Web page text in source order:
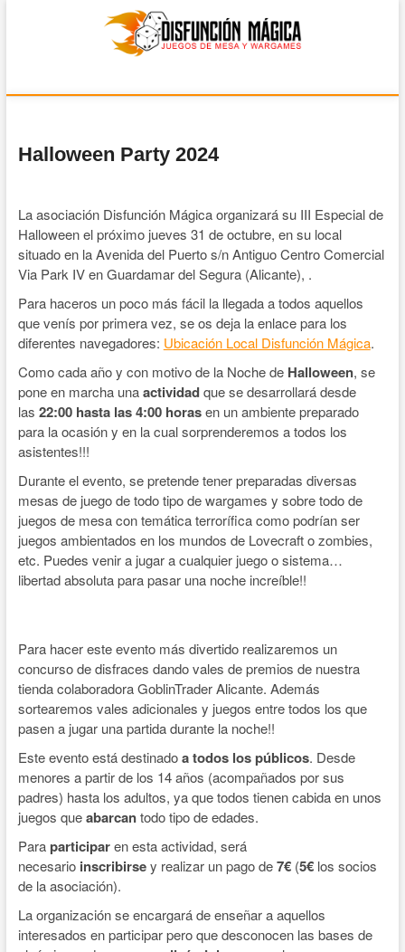
Disfunción Mágica
Halloween Party 2024
La asociación Disfunción Mágica organizará su III Especial de
Halloween el próximo jueves 31 de octubre, en su local
situado en la Avenida del Puerto s/n Antiguo Centro Comercial
Via Park IV en Guardamar del Segura (Alicante), .
Para haceros un poco más fácil la llegada a todos aquellos
que venís por primera vez, se os deja la enlace para los
diferentes navegadores: Ubicación Local Disfunción Mágica.
Como cada año y con motivo de la Noche de Halloween, se
pone en marcha unaactividadque se desarrollará desde
las 22:00 hasta las 4:00 horasen un ambiente preparado
para la ocasión y en la cual sorprenderemos a todos los
asistentes!!!
Durante el evento, se pretende tener preparadas diversas
mesas de juego de todo tipo de wargames y sobre todo de
juegos de mesa con temática terrorífica como podrían ser
juegos ambientados en los mundos de Lovecraft o zombies,
etc. Puedes venir a jugar a cualquier juego o sistema…
libertad absoluta para pasar una noche increíble!!
Para hacer este evento más divertido realizaremos un
concurso de disfraces dando vales de premios de nuestra
tienda colaboradora GoblinTrader Alicante. Además
sortearemos vales adicionales y juegos entre todos los que
pasen a jugar una partida durante la noche!!
Este evento está destinadoa todos los públicos. Desde
menores a partir de los 14 años (acompañados por sus
padres) hasta los adultos, ya que todos tienen cabida en unos
juegos queabarcantodo tipo de edades.
Paraparticiparen esta actividad, será
necesario inscribirsey realizar un pago de7€ (5€los socios
de la asociación).
La organización se encargará de enseñar a aquellos
interesados en participar pero que desconocen las bases de